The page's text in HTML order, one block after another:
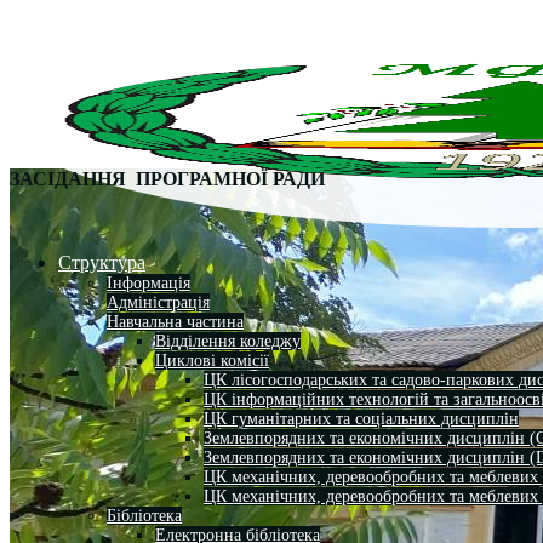
Структура
Інформація
Адміністрація
Навчальна частина
Відділення коледжу
Циклові комісії
ЦК лісогосподарських та садово-паркових
ЦК інформаційних технологій та
ЦК гуманітарних та соціальних дисциплін
Землевпорядних та економічних дисциплін
Землевпорядних та економічних дисциплін
ЦК механічних, деревообробних та
ЦК механічних, деревообробних та
Бібліотека
Електронна бібліотека
ЗАСІДАННЯ ПРОГРАМНОЇ РАДИ